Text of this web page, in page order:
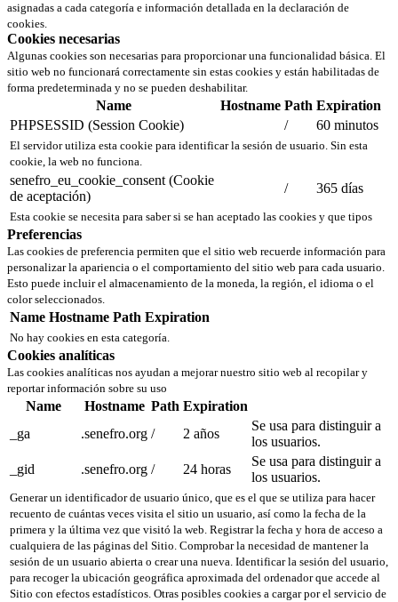
asignadas a cada categoría e información detallada en la declaración de
cookies.
Cookies necesarias
Algunas cookies son necesarias para proporcionar una funcionalidad básica. El
sitio web no funcionará correctamente sin estas cookies y están habilitadas de
forma predeterminada y no se pueden deshabilitar.
Name Hostname Path Expiration
PHPSESSID (Session Cookie)
/ 60 minutos
El servidor utiliza esta cookie para identificar la sesión de usuario. Sin esta
cookie, la web no funciona.
senefro_eu_cookie_consent (Cookie
de aceptación)
/ 365 días
Esta cookie se necesita para saber si se han aceptado las cookies y que tipos
Preferencias
Las cookies de preferencia permiten que el sitio web recuerde información para
personalizar la apariencia o el comportamiento del sitio web para cada usuario.
Esto puede incluir el almacenamiento de la moneda, la región, el idioma o el
color seleccionados.
Name Hostname Path Expiration
No hay cookies en esta categoría.
Cookies analíticas
Las cookies analíticas nos ayudan a mejorar nuestro sitio web al recopilar y
reportar información sobre su uso
Name Hostname Path Expiration
_ga
.senefro.org / 2 años
Se usa para distinguir a
los usuarios.
_gid
.senefro.org / 24 horas
Se usa para distinguir a
los usuarios.
Generar un identificador de usuario único, que es el que se utiliza para hacer
recuento de cuántas veces visita el sitio un usuario, así como la fecha de la
primera y la última vez que visitó la web. Registrar la fecha y hora de acceso a
cualquiera de las páginas del Sitio. Comprobar la necesidad de mantener la
sesión de un usuario abierta o crear una nueva. Identificar la sesión del usuario,
para recoger la ubicación geográfica aproximada del ordenador que accede al
Sitio con efectos estadísticos. Otras posibles cookies a cargar por el servicio de